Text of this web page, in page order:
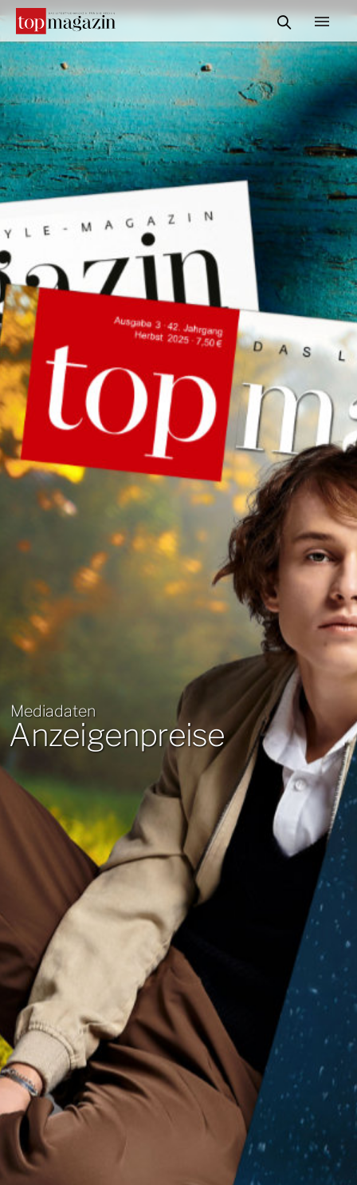
START
REDAKTION
INFORMATIONEN
SUCHE
Mediadaten
Anzeigenpreise